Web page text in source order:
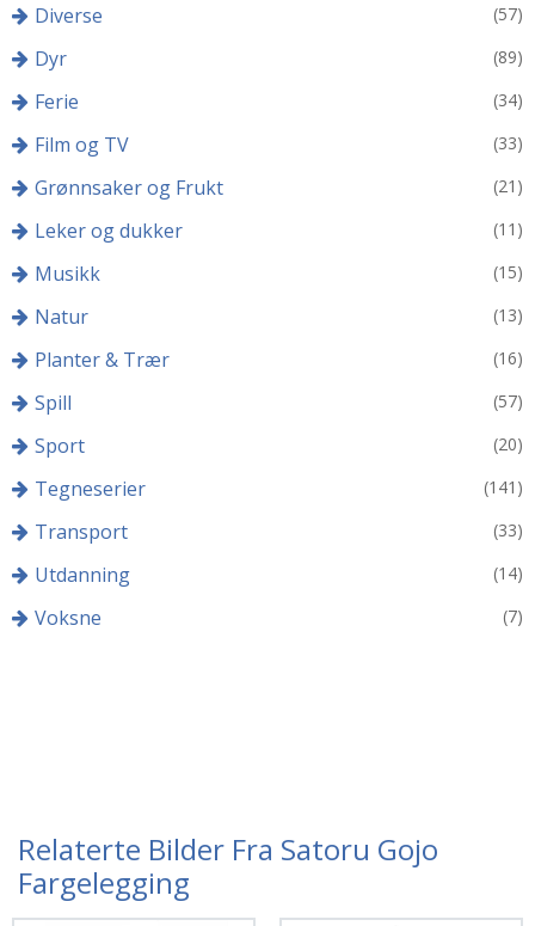
Diverse (57)
Dyr (89)
Ferie (34)
Film og TV (33)
Grønnsaker og Frukt (21)
Leker og dukker (11)
Musikk (15)
Natur (13)
Planter & Trær (16)
Spill (57)
Sport (20)
Tegneserier (141)
Transport (33)
Utdanning (14)
Voksne (7)
Relaterte Bilder Fra Satoru Gojo
Fargelegging